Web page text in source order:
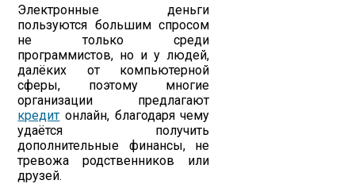
Электронные деньги
пользуются большим спросом
не только среди
программистов, но и у людей,
далёких от компьютерной
сферы, поэтому многие
организации предлагают
кредит онлайн, благодаря чему
удаётся получить
дополнительные финансы, не
тревожа родственников или
друзей.